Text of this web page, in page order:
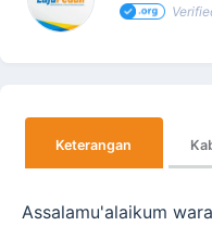
Keterangan
Assalamu'alaikum